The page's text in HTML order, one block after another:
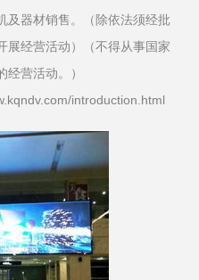
及器材销售。（除依法须经批
展经营活动）（不得从事国家
营活动。）
introduction.html